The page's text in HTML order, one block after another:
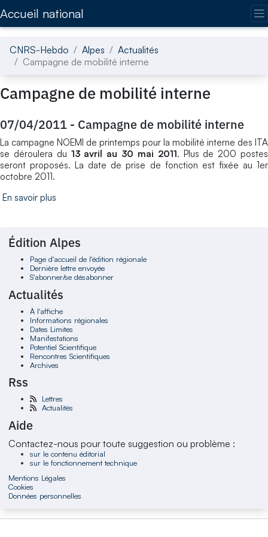
Accueil national
CNRS-Hebdo Alpes
Actualités
Campagne de mobilité interne
Campagne de mobilité interne
07/04/2011 - Campagne de mobilité interne
La campagne NOEMI de printemps pour la mobilité interne des ITA
se déroulera du 13 avril au 30 mai 2011. Plus de 200 postes
seront proposés. La date de prise de fonction est fixée au 1er
octobre 2011.
En savoir plus
Édition Alpes
Page d'accueil de l'édition régionale
Dernière lettre envoyée
S'abonner/se désabonner
Actualités
À l'affiche
Informations régionales
Dates Limites
Manifestations
Potentiel Scientifique
Rencontres Scientifiques
Archives
Rss
Lettres
Actualités
Aide
Contactez-nous pour toute suggestion ou problème :
sur le contenu éditorial
sur le fonctionnement technique
Mentions Légales
Cookies
Données personnelles